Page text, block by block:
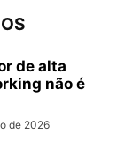
de alta
não é
de 2026